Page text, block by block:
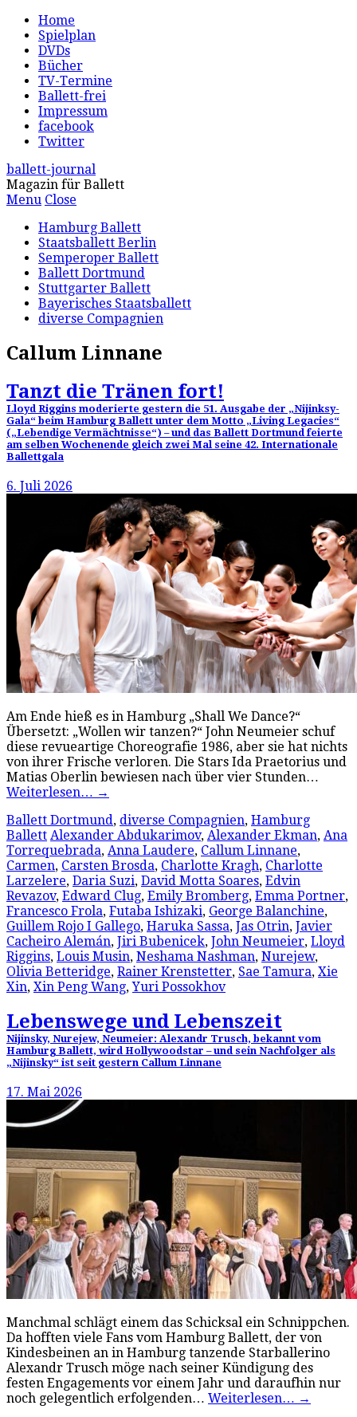
Home
Spielplan
DVDs
Bücher
TV-Termine
Ballett-frei
Impressum
facebook
Twitter
ballett-journal
Magazin für Ballett
Menu Close
Hamburg Ballett
Staatsballett Berlin
Semperoper Ballett
Ballett Dortmund
Stuttgarter Ballett
Bayerisches Staatsballett
diverse Compagnien
Callum Linnane
Tanzt die Tränen fort!
Lloyd Riggins moderierte gestern die 51. Ausgabe der „Nijinksy-
Gala“ beim Hamburg Ballett unter dem Motto „Living Legacies“
(„Lebendige Vermächtnisse“) – und das Ballett Dortmund feierte
am selben Wochenende gleich zwei Mal seine 42. Internationale
Ballettgala
6. Juli 2026
Am Ende hieß es in Hamburg „Shall We Dance?“
Übersetzt: „Wollen wir tanzen?“ John Neumeier schuf
diese revueartige Choreografie 1986, aber sie hat nichts
von ihrer Frische verloren. Die Stars Ida Praetorius und
Matias Oberlin bewiesen nach über vier Stunden…
Weiterlesen… →
Ballett Dortmund, diverse Compagnien, Hamburg
Ballett Alexander Abdukarimov, Alexander Ekman, Ana
Torrequebrada, Anna Laudere, Callum Linnane,
Carmen, Carsten Brosda, Charlotte Kragh, Charlotte
Larzelere, Daria Suzi, David Motta Soares, Edvin
Revazov, Edward Clug, Emily Bromberg, Emma Portner,
Francesco Frola, Futaba Ishizaki, George Balanchine,
Guillem Rojo I Gallego, Haruka Sassa, Jas Otrin, Javier
Cacheiro Alemán, Jiri Bubenicek, John Neumeier, Lloyd
Riggins, Louis Musin, Neshama Nashman, Nurejew,
Olivia Betteridge, Rainer Krenstetter, Sae Tamura, Xie
Xin, Xin Peng Wang,Yuri Possokhov
Lebenswege und Lebenszeit
Nijinsky, Nurejew, Neumeier: Alexandr Trusch, bekannt vom
Hamburg Ballett, wird Hollywoodstar – und sein Nachfolger als
„Nijinsky“ ist seit gestern Callum Linnane
17. Mai 2026
Manchmal schlägt einem das Schicksal ein Schnippchen.
Da hofften viele Fans vom Hamburg Ballett, der von
Kindesbeinen an in Hamburg tanzende Starballerino
Alexandr Trusch möge nach seiner Kündigung des
festen Engagements vor einem Jahr und daraufhin nur
noch gelegentlich erfolgenden… Weiterlesen… →